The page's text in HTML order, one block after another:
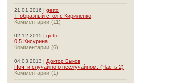
21.01.2016 | getto
Т-образный стол с Кириленко
Комментарии (11)
02.12.2015 | getto
0,5 Кисурина
Комментарии (6)
04.03.2013 | Доктор Быков
Почти случайно о неслучайном. (Часть 2)
Комментарии (1)